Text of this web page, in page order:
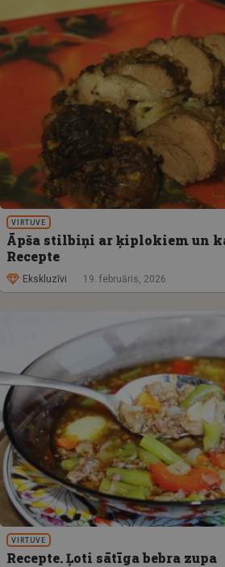
VIRTUVE
Āpša stilbiņi ar ķiplokiem un
Recepte
Ekskluzīvi 19. februāris, 2026
VIRTUVE
Recepte. Ļoti sātīga bebra zupa